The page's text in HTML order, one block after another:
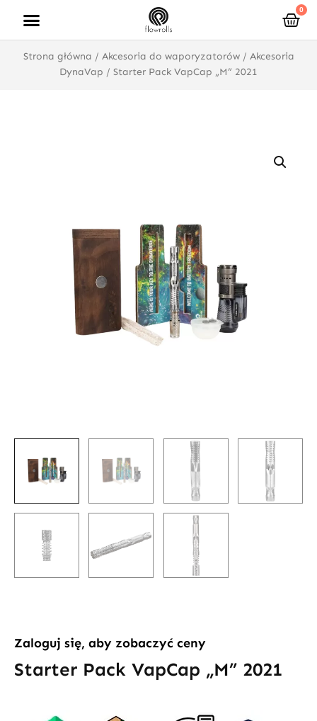
treści
0
Strona główna / Akcesoria do waporyzatorów/ Akcesoria
DynaVap / Starter Pack VapCap „M” 2021
Zaloguj się, aby zobaczyć ceny
Starter Pack VapCap „M” 2021